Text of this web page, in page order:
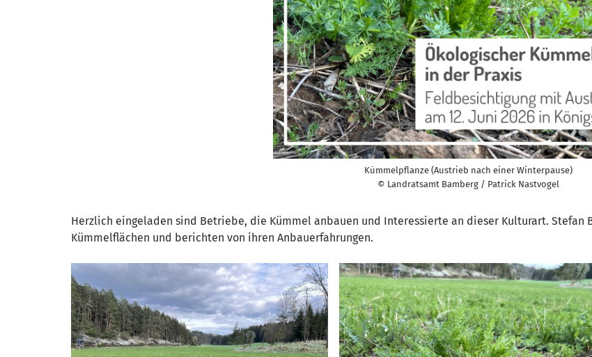
Kümmelpflanze (Austrieb nach einer Winterpause)
© Landratsamt Bamberg / Patrick Nastvogel
Herzlich eingeladen sind Betriebe, die Kümmel anbauen und Interessierte an dieser Kulturart. Stefan
Kümmelflächen und berichten von ihren Anbauerfahrungen.